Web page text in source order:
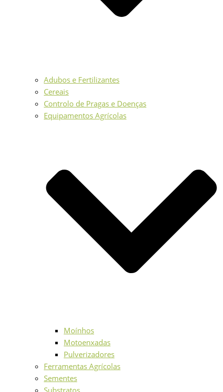
Adubos e Fertilizantes
Cereais
Controlo de Pragas e Doenças
Equipamentos Agrícolas
Moínhos
Motoenxadas
Pulverizadores
Ferramentas Agrícolas
Sementes